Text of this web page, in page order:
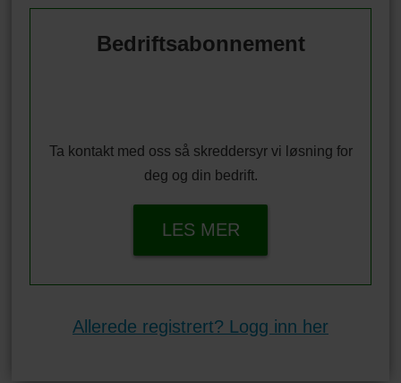
Bedriftsabonnement
Ta kontakt med oss så skreddersyr vi løsning for
deg og din bedrift.
LES MER
Allerede registrert? Logg inn her